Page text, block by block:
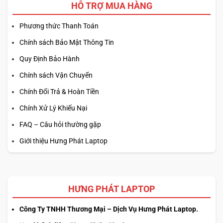
giúp tăng cường khả năng sáng tạo và thúc đẩy hiệu suất
làm việc cao hơn.
HỆ THỐNG KẾT NỐI TRÊN HP OMNIBOOK
X 14 INCH AI 2024
Kết nối là một trong những yếu tố không thể thiếu đối với
đã trang bị đầy đủ các cổng kết nối cần thiết, mang lại sự
linh hoạt cho người dùng.
HỖ TRỢ MUA HÀNG
Phương thức Thanh Toán
Chính sách Bảo Mật Thông Tin
Quy Định Bảo Hành
Chính sách Vận Chuyển
Chính Đổi Trả & Hoàn Tiền
Chính Xử Lý Khiếu Nại
FAQ – Câu hỏi thường gặp
Giới thiệu Hưng Phát Laptop
HƯNG PHÁT LAPTOP
Công Ty TNHH Thương Mại – Dịch Vụ Hưng Phát Laptop.